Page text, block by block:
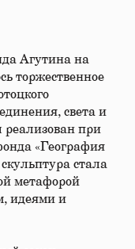
Агутина на
торжественное
света и
реализован при
«География
стала
метафорой
идеями и